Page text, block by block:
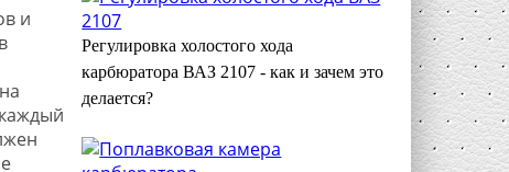
и
Регулировка холостого хода
карбюратора ВАЗ 2107 - как и зачем это
делается?